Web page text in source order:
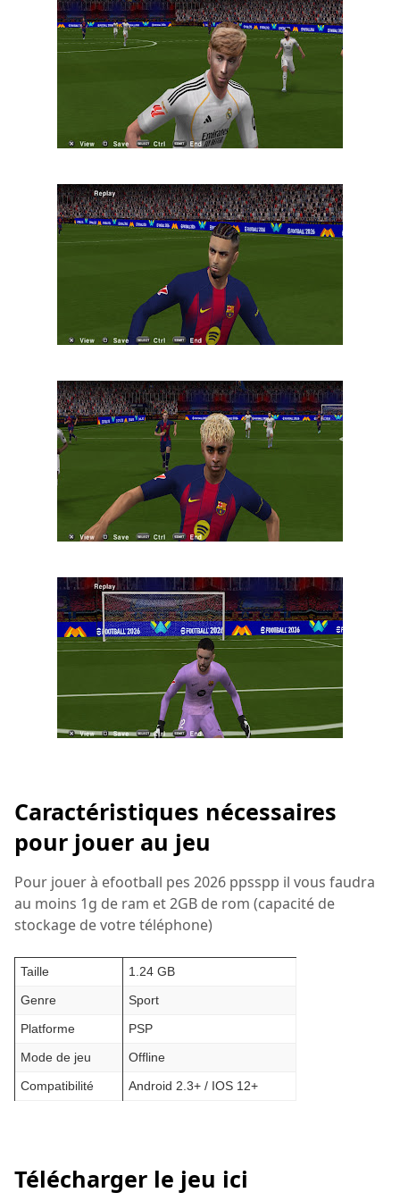
Caractéristiques nécessaires
pour jouer au jeu
Pour jouer à efootball pes 2026 ppsspp il vous faudra
au moins 1g de ram et 2GB de rom (capacité de
stockage de votre téléphone)
Taille
1.24 GB
Genre
Sport
Platforme
PSP
Mode de jeu
Offline
Compatibilité
Android 2.3+ / IOS 12+
Télécharger le jeu ici